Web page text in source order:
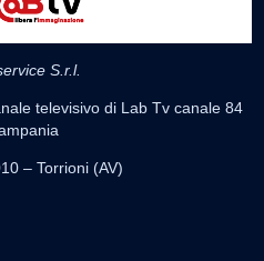
S.r.l.
televisivo di Lab Tv canale 84
– Torrioni (AV)